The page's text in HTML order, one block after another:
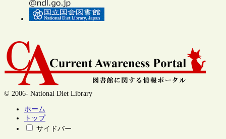
© 2006- National Diet Library
ホーム
トップ
サイドバー